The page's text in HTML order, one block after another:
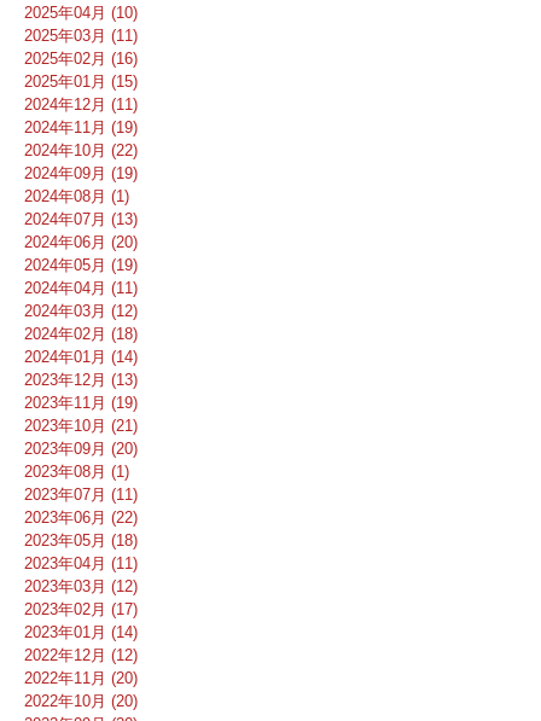
2025年04月 (10)
2025年03月 (11)
2025年02月 (16)
2025年01月 (15)
2024年12月 (11)
2024年11月 (19)
2024年10月 (22)
2024年09月 (19)
2024年08月 (1)
2024年07月 (13)
2024年06月 (20)
2024年05月 (19)
2024年04月 (11)
2024年03月 (12)
2024年02月 (18)
2024年01月 (14)
2023年12月 (13)
2023年11月 (19)
2023年10月 (21)
2023年09月 (20)
2023年08月 (1)
2023年07月 (11)
2023年06月 (22)
2023年05月 (18)
2023年04月 (11)
2023年03月 (12)
2023年02月 (17)
2023年01月 (14)
2022年12月 (12)
2022年11月 (20)
2022年10月 (20)